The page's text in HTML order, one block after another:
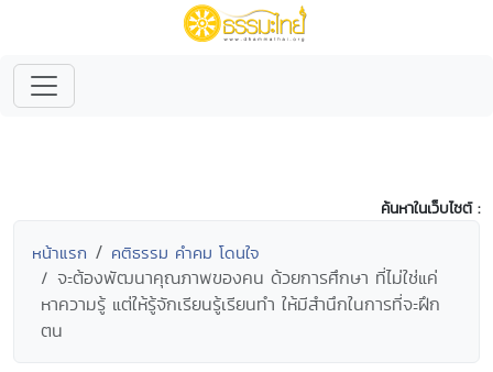
ค้นหาในเว็บไซต์ :
หน้าแรก คติธรรม คำคม โดนใจ
จะต้องพัฒนาคุณภาพของคน ด้วยการศึกษา ที่ไม่ใช่แค่
หาความรู้ แต่ให้รู้จักเรียนรู้เรียนทำ ให้มีสำนึกในการที่จะฝึก
ตน